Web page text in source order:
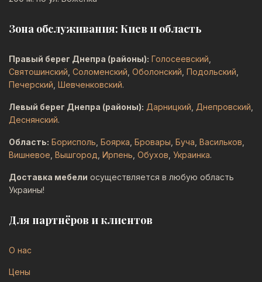
Зона обслуживания: Киев и область
Правый берег Днепра (районы): Голосеевский
Святошинский Соломенский Оболонский Подольский
Печерский Шевченковский.
Левый берег Днепра (районы): Дарницкий Днепровский
Деснянский.
Область: Борисполь Боярка Бровары Буча Васильков
Вишневое Вышгород Ирпень Обухов Украинка.
Доставка мебели осуществляется в любую область
Украины!
Для партнёров и клиентов
О нас
Цены